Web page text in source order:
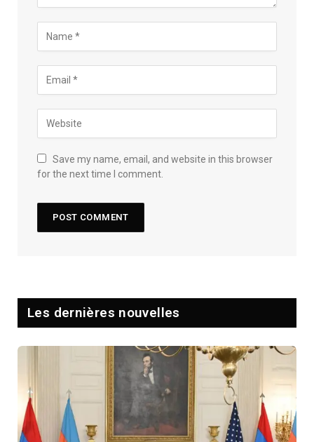
Save my name, email, and website in this browser
for the next time I comment.
Les dernières nouvelles